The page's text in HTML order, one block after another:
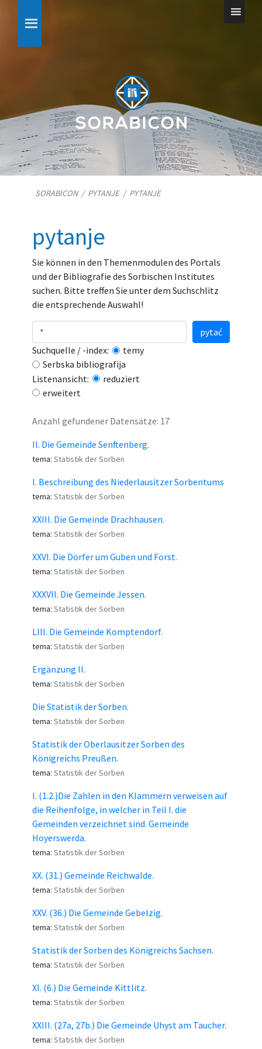
SORABICON/ PYTANJE/ PYTANJE
pytanje
Sie können in den Themenmodulen des Portals
und der Bibliografie des Sorbischen Institutes
suchen. Bitte treffen Sie unter dem Suchschlitz
die entsprechende Auswahl!
Suchquelle / -index:
temy
Serbska bibliografija
Listenansicht:
reduziert
erweitert
pytać
Anzahl gefundener Datensätze: 17
II. Die Gemeinde Senftenberg.
tema: Statistik der Sorben
I. Beschreibung des Niederlausitzer Sorbentums
tema: Statistik der Sorben
XXIII. Die Gemeinde Drachhausen.
tema: Statistik der Sorben
XXVI. Die Dörfer um Guben und Forst.
tema: Statistik der Sorben
XXXVII. Die Gemeinde Jessen.
tema: Statistik der Sorben
LIII. Die Gemeinde Komptendorf.
tema: Statistik der Sorben
Ergänzung II.
tema: Statistik der Sorben
Die Statistik der Sorben.
tema: Statistik der Sorben
Statistik der Oberlausitzer Sorben des
Königreichs Preußen.
tema: Statistik der Sorben
I. (1.2.)Die Zahlen in den Klammern verweisen auf
die Reihenfolge, in welcher in Teil I. die
Gemeinden verzeichnet sind. Gemeinde
Hoyerswerda.
tema: Statistik der Sorben
XX. (31.) Gemeinde Reichwalde.
tema: Statistik der Sorben
XXV. (36.) Die Gemeinde Gebelzig.
tema: Statistik der Sorben
Statistik der Sorben des Königreichs Sachsen.
tema: Statistik der Sorben
XI. (6.) Die Gemeinde Kittlitz.
tema: Statistik der Sorben
XXIII. (27a, 27b.) Die Gemeinde Uhyst am Taucher.
tema: Statistik der Sorben